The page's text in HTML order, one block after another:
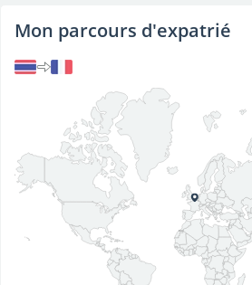
Mon parcours d'expatrié